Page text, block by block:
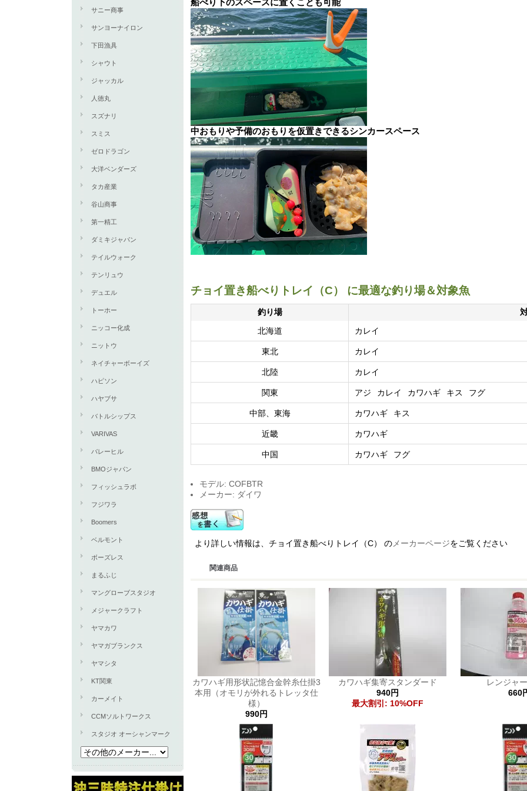
サニー商事
サンヨーナイロン
下田漁具
シャウト
ジャッカル
人徳丸
スズナリ
スミス
ゼロドラゴン
大洋ベンダーズ
タカ産業
谷山商事
第一精工
ダミキジャパン
テイルウォーク
テンリュウ
デュエル
トーホー
ニッコー化成
ニットウ
ネイチャーボーイズ
ハピソン
ハヤブサ
バトルシップス
VARIVAS
バレーヒル
BMOジャパン
フィッシュラボ
フジワラ
Boomers
ベルモント
ボーズレス
まるふじ
マングローブスタジオ
メジャークラフト
ヤマカワ
ヤマガブランクス
ヤマシタ
KT関東
カーメイト
CCMソルトワークス
スタジオ オーシャンマーク
船べり下のスペースに置くことも可能
中おもりや予備のおもりを仮置きできるシンカースペース
チョイ置き船べりトレイ（C） に最適な釣り場＆対象魚
釣り場
北海道
カレイ
東北 カレイ
北陸 カレイ
関東 アジ カレイ カワハギ キス フグ
中部、東海 カワハギ キス
近畿 カワハギ
中国 カワハギ フグ
モデル: COFBTR
メーカー: ダイワ
より詳しい情報は、チョイ置き船べりトレイ（C） の メーカーページをご覧ください
関連商品
カワハギ用形状記憶合金幹糸仕掛3
本用（オモリが外れるトレッタ仕
様）
990円
カワハギ集寄スタンダード
940円
最大割引: 10%OFF
レンジャ
660